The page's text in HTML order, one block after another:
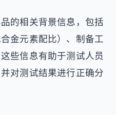
的相关背景信息，包括
金元素配比）、制备工
些信息有助于测试人员
对测试结果进行正确分